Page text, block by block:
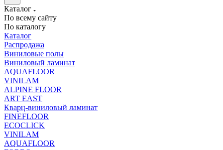
Каталог
По всему сайту
По каталогу
Каталог
Распродажа
Виниловые полы
Виниловый ламинат
AQUAFLOOR
VINILAM
ALPINE FLOOR
ART EAST
Кварц-виниловый ламинат
FINEFLOOR
ECOCLICK
VINILAM
AQUAFLOOR